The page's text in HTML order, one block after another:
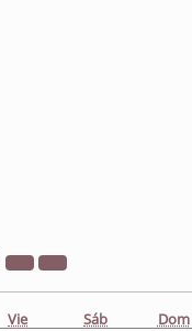
Vie Sáb Dom